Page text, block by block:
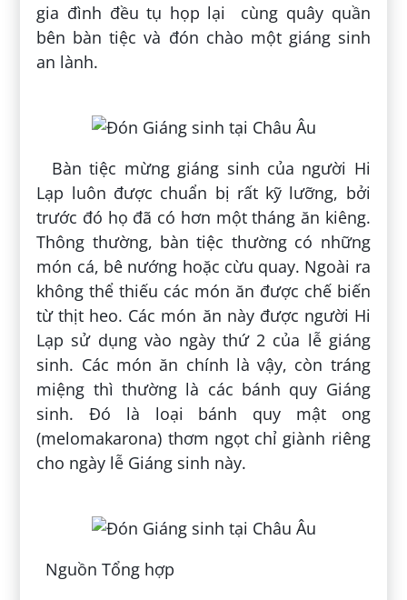
gia đình đều tụ họp lại cùng quây quần
bên bàn tiệc và đón chào một giáng sinh
an lành.
Bàn tiệc mừng giáng sinh của người Hi
Lạp luôn được chuẩn bị rất kỹ lưỡng, bởi
trước đó họ đã có hơn một tháng ăn kiêng.
Thông thường, bàn tiệc thường có những
món cá, bê nướng hoặc cừu quay. Ngoài ra
không thể thiếu các món ăn được chế biến
từ thịt heo. Các món ăn này được người Hi
Lạp sử dụng vào ngày thứ 2 của lễ giáng
sinh. Các món ăn chính là vậy, còn tráng
miệng thì thường là các bánh quy Giáng
sinh. Đó là loại bánh quy mật ong
(melomakarona) thơm ngọt chỉ giành riêng
cho ngày lễ Giáng sinh này.
Nguồn Tổng hợp